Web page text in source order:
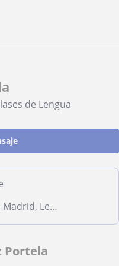
de Lengua
Fuenlabrada, Humanes de Madrid, Leganés
Portela